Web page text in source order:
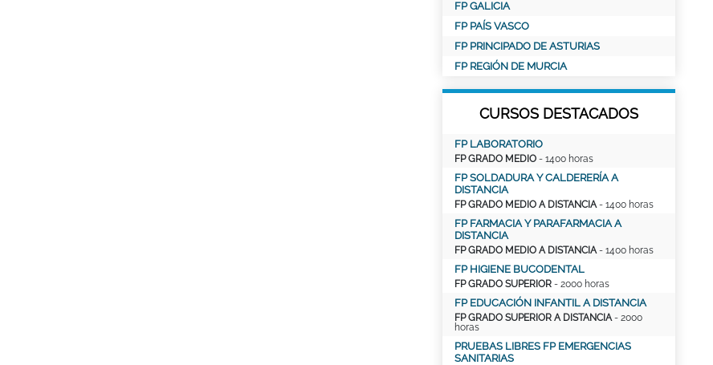
FP GALICIA
FP PAÍS VASCO
FP PRINCIPADO DE ASTURIAS
FP REGIÓN DE MURCIA
CURSOS DESTACADOS
FP LABORATORIO
FP GRADO MEDIO - 1400 horas
FP SOLDADURA Y CALDERERÍA A
DISTANCIA
FP GRADO MEDIO A DISTANCIA- 1400 horas
FP FARMACIA Y PARAFARMACIA A
DISTANCIA
FP GRADO MEDIO A DISTANCIA- 1400 horas
FP HIGIENE BUCODENTAL
FP GRADO SUPERIOR - 2000 horas
FP EDUCACIÓN INFANTIL A DISTANCIA
FP GRADO SUPERIOR A DISTANCIA- 2000
horas
PRUEBAS LIBRES FP EMERGENCIAS
SANITARIAS